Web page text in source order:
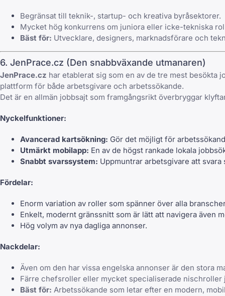
Begränsat till teknik-, startup- och kreativa byråsektorer.
Mycket hög konkurrens om juniora eller icke-tekniska
Bäst för: Utvecklare, designers, marknadsförare och
6. JenPrace.cz (Den snabbväxande utmanaren)
JenPrace.cz har etablerat sig som en av de tre mest
plattform för både arbetsgivare och arbetssökande.
Det är en allmän jobbsajt som framgångsrikt överbryggar
Nyckelfunktioner:
Avancerad kartsökning: Gör det möjligt för
Utmärkt mobilapp: En av de högst rankade lokala
Snabbt svarssystem: Uppmuntrar arbetsgivare att
Fördelar:
Enorm variation av roller som spänner över alla
Enkelt, modernt gränssnitt som är lätt att navigera även
Hög volym av nya dagliga annonser.
Nackdelar:
Även om den har vissa engelska annonser är den stora
Färre chefsroller eller mycket specialiserade nischroller
Bäst för: Arbetssökande som letar efter en modern,